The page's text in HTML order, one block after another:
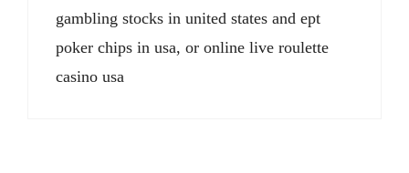
gambling stocks in united states and ept
poker chips in usa, or online live roulette
casino usa